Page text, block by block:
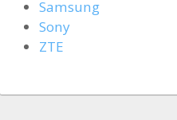
Samsung
Sony
ZTE